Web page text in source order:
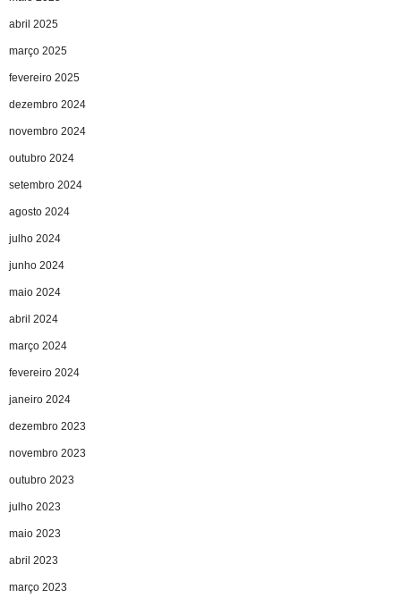
abril 2025
março 2025
fevereiro 2025
dezembro 2024
novembro 2024
outubro 2024
setembro 2024
agosto 2024
julho 2024
junho 2024
maio 2024
abril 2024
março 2024
fevereiro 2024
janeiro 2024
dezembro 2023
novembro 2023
outubro 2023
julho 2023
maio 2023
abril 2023
março 2023